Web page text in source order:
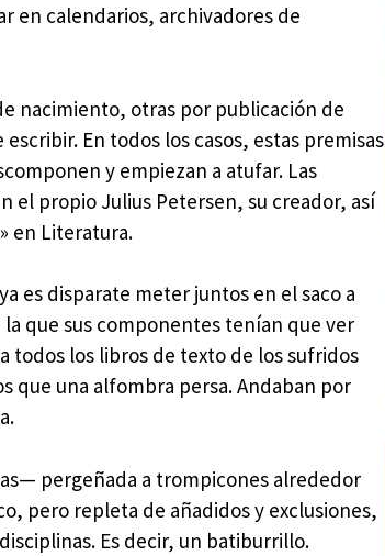
en calendarios, archivadores de
nacimiento, otras por publicación de
En todos los casos, estas premisas
y empiezan a atufar. Las
el propio Julius Petersen, su creador, así
en Literatura.
es disparate meter juntos en el saco a
la que sus componentes tenían que ver
todos los libros de texto de los sufridos
que una alfombra persa. Andaban por
pergeñada a trompicones alrededor
pero repleta de añadidos y exclusiones,
Es decir, un batiburrillo.